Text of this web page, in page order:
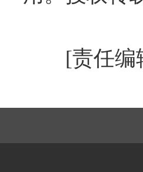
[责任编